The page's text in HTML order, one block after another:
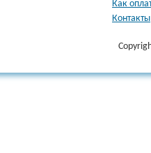
Как
Контакты